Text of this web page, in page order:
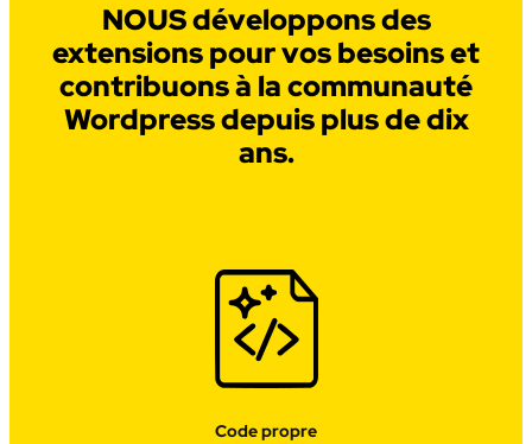
NOUS développons des
extensions pour vos besoins et
contribuons à la communauté
Wordpress depuis plus de dix
ans.
Code propre